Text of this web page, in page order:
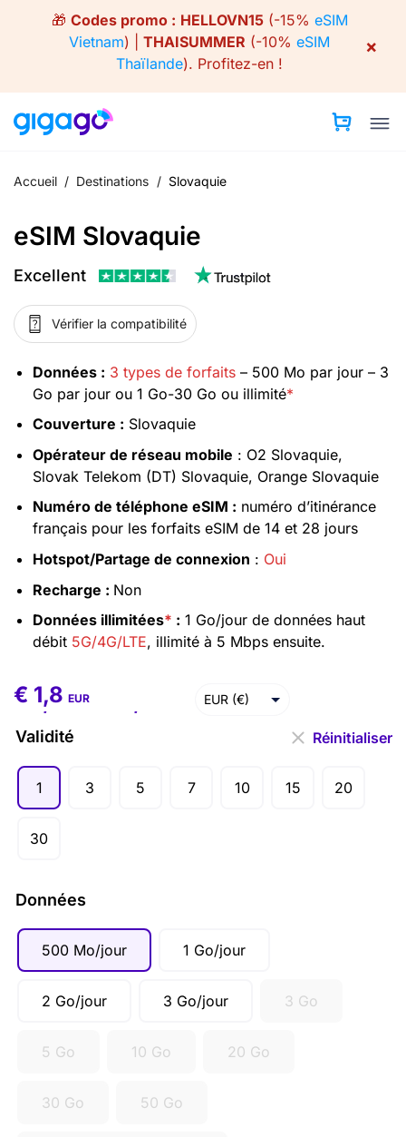
🎁 Codes promo : HELLOVN15(-15% eSIM
Vietnam) | THAISUMMER (-10% eSIM
Thaïlande). Profitez-en !
×
Accueil / Destinations / Slovaquie
eSIM Slovaquie
Excellent
Vérifier la compatibilité
Données : 3 types de forfaits– 500 Mo par jour – 3
Go par jour ou 1 Go-30 Go ou illimité*
Couverture : Slovaquie
Opérateur de réseau mobile : O2 Slovaquie,
Slovak Telekom (DT) Slovaquie, Orange Slovaquie
Numéro de téléphone eSIM : numéro d’itinérance
français pour les forfaits eSIM de 14 et 28 jours
Hotspot/Partage de connexion : Oui
Recharge : Non
Données illimitées* : 1 Go/jour de données haut
débit 5G/4G/LTE, illimité à 5 Mbps ensuite.
€ 1,8 –€ EUR (€)
Validité
1 3 5 7 10 15 20
30
Données
500 Mo/jour 1 Go/jour
2 Go/jour 3 Go/jour 3 Go
5 Go 10 Go 20 Go
30 Go 50 Go
Réinitialiser
€ 1,8 EUR